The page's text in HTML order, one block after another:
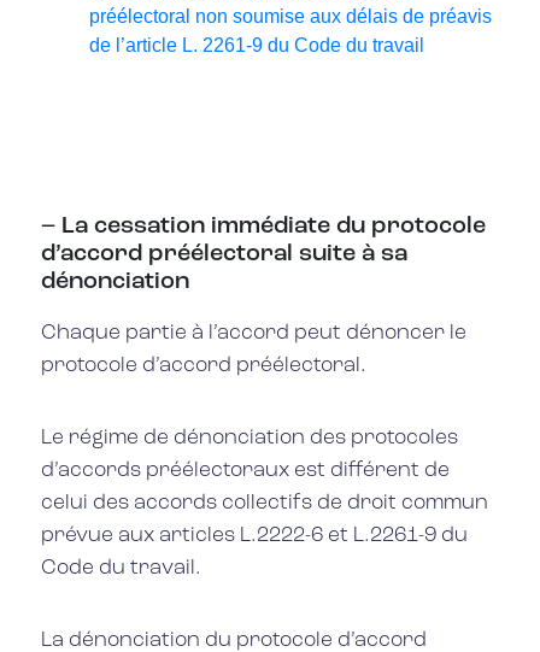
préélectoral non soumise aux délais de préavis
de l’article L. 2261-9 du Code du travail
– La cessation immédiate du protocole
d’accord préélectoral suite à sa
dénonciation
Chaque partie à l’accord peut dénoncer le
protocole d’accord préélectoral.
Le régime de dénonciation des protocoles
d’accords préélectoraux est différent de
celui des accords collectifs de droit commun
prévue aux articles L.2222-6 et L.2261-9 du
Code du travail.
La dénonciation du protocole d’accord